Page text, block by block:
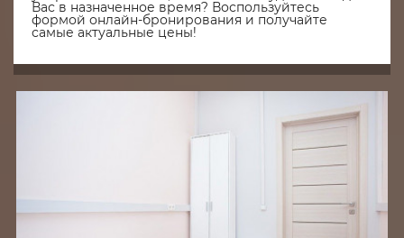
Вас в назначенное время? Воспользуйтесь
формой онлайн-бронирования и получайте
самые актуальные цены!